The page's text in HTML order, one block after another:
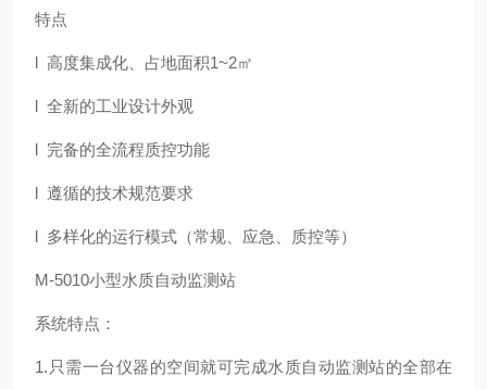
特点
l 高度集成化、占地面积1~2㎡
l 全新的工业设计外观
l 完备的全流程质控功能
l 遵循的技术规范要求
l 多样化的运行模式（常规、应急、质控等）
M-5010小型水质自动监测站
系统特点：
1.只需一台仪器的空间就可完成水质自动监测站的全部在